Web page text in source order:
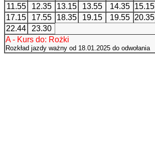
11.55
12.35 13.15 13.55 14.35 15.15
17.15
17.55 18.35 19.15 19.55 20.35
22.44
23.30
A - Kurs do: Rożki
Rozkład jazdy ważny od 18.01.2025 do odwołania